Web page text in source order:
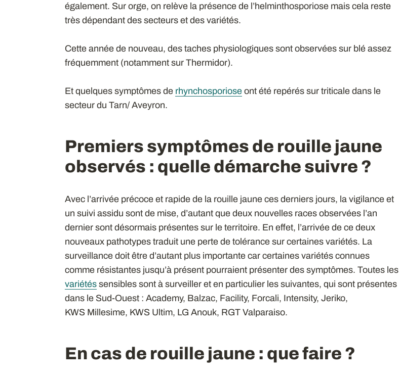
également. Sur orge, on relève la présence de l’helminthosporiose mais cela reste
très dépendant des secteurs et des variétés.
Cette année de nouveau, des taches physiologiques sont observées sur blé assez
fréquemment (notamment sur Thermidor).
Et quelques symptômes de rhynchosporioseont été repérés sur triticale dans le
secteur du Tarn/ Aveyron.
Premiers symptômes de rouille jaune
observés : quelle démarche suivre ?
Avec l’arrivée précoce et rapide de la rouille jaune ces derniers jours, la vigilance et
un suivi assidu sont de mise, d’autant que deux nouvelles races observées l’an
dernier sont désormais présentes sur le territoire. En effet, l’arrivée de ce deux
nouveaux pathotypes traduit une perte de tolérance sur certaines variétés. La
surveillance doit être d’autant plus importante car certaines variétés connues
comme résistantes jusqu’à présent pourraient présenter des symptômes. Toutes les
variétéssensibles sont à surveiller et en particulier les suivantes, qui sont présentes
dans le Sud-Ouest : Academy, Balzac, Facility, Forcali, Intensity, Jeriko,
KWS Millesime, KWS Ultim, LG Anouk, RGT Valparaiso.
En cas de rouille jaune : que faire ?